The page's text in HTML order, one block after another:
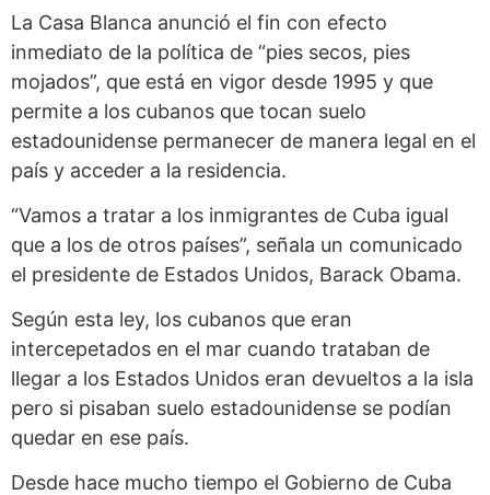
La Casa Blanca anunció el fin con efecto
inmediato de la política de “pies secos, pies
mojados”, que está en vigor desde 1995 y que
permite a los cubanos que tocan suelo
estadounidense permanecer de manera legal en el
país y acceder a la residencia.
“Vamos a tratar a los inmigrantes de Cuba igual
que a los de otros países”, señala un comunicado
el presidente de Estados Unidos, Barack Obama.
Según esta ley, los cubanos que eran
intercepetados en el mar cuando trataban de
llegar a los Estados Unidos eran devueltos a la isla
pero si pisaban suelo estadounidense se podían
quedar en ese país.
Desde hace mucho tiempo el Gobierno de Cuba